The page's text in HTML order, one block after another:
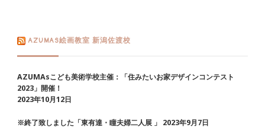
AZUMAS絵画教室 新潟佐渡校
AZUMAsこども美術学校主催：「住みたいお家デザインコンテスト
2023」開催！
2023年10月12日
※終了致しました「東有達・瞳夫婦二人展 」 2023年9月7日